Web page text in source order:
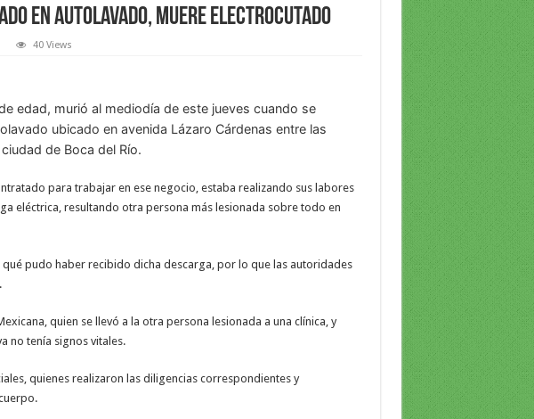
en autolavado, muere electrocutado
40 Views
edad, murió al mediodía de este jueves cuando se
ubicado en avenida Lázaro Cárdenas entre las
de Boca del Río.
para trabajar en ese negocio, estaba realizando sus labores
eléctrica, resultando otra persona más lesionada sobre todo en
qué pudo haber recibido dicha descarga, por lo que las autoridades
quien se llevó a la otra persona lesionada a una clínica, y
no tenía signos vitales.
quienes realizaron las diligencias correspondientes y